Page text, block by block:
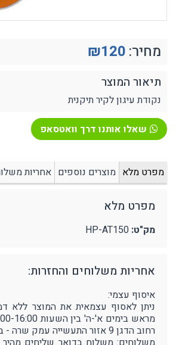
מחיר: 120
₪
תיאור המוצר
נקודת עיגון לקיר תיקנית
שאלו אותנו דרך וואטסאפ
מפרט מלא מוצרים נוספים אחריות
מפרט מלא
מק"ט: HP-AT150
אחריות משלוחים והחזרות:
איסוף עצמי:
ניתן לאסוף עצמאית את המוצר ללא
רחוב הדגן 9 אזור התעשייה עמק שרה - באר שבע.